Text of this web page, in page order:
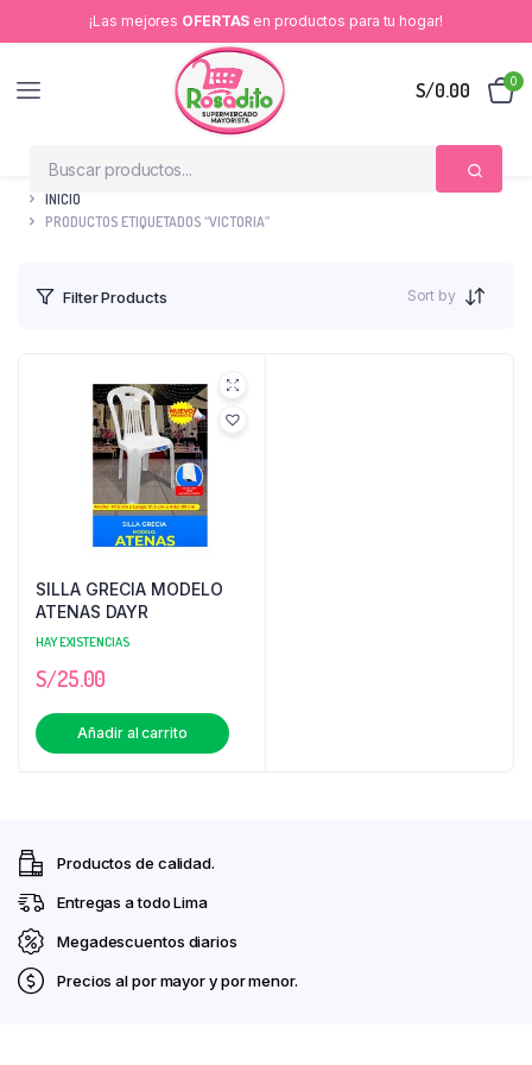
¡Las mejores OFERTAS en productos para tu hogar!
S/0.00 0
INICIO
PRODUCTOS ETIQUETADOS “VICTORIA”
Filter Products Sort by
SILLA GRECIA MODELO
ATENAS DAYR
HAY EXISTENCIAS
S/25.00
Añadir al carrito
Productos de calidad.
Entregas a todo Lima
Megadescuentos diarios
Precios al por mayor y por menor.